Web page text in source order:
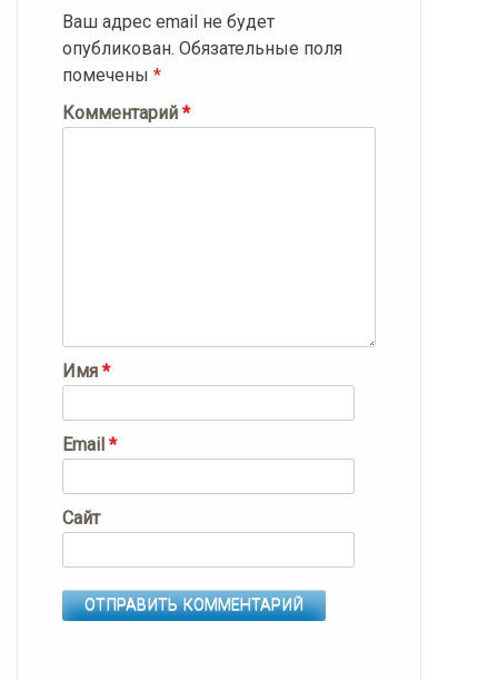
Ваш адрес email не будет
опубликован. Обязательные поля
помечены *
Комментарий *
Имя *
Email *
Сайт